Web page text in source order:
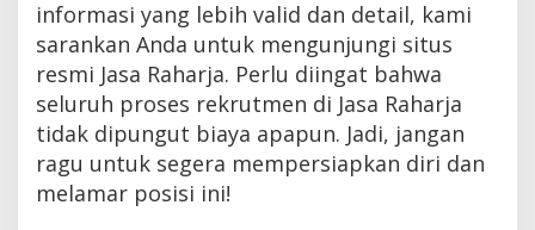
informasi yang lebih valid dan detail, kami
sarankan Anda untuk mengunjungi situs
resmi Jasa Raharja. Perlu diingat bahwa
seluruh proses rekrutmen di Jasa Raharja
tidak dipungut biaya apapun. Jadi, jangan
ragu untuk segera mempersiapkan diri dan
melamar posisi ini!